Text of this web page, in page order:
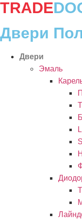
Перейти
содержимому
TRADE
Двери
Двери
Эмаль